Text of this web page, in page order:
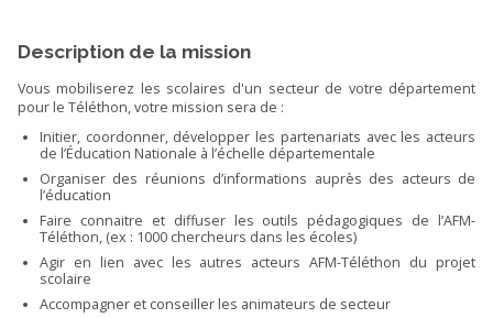
Description de la mission
Vous mobiliserez les scolaires d'un secteur de votre département
pour le Téléthon, votre mission sera de :
Initier, coordonner, développer les partenariats avec les acteurs
de l’Éducation Nationale à l’échelle départementale
Organiser des réunions d’informations auprès des acteurs de
l’éducation
Faire connaitre et diffuser les outils pédagogiques de l’AFM-
Téléthon, (ex : 1000 chercheurs dans les écoles)
Agir en lien avec les autres acteurs AFM-Téléthon du projet
scolaire
Accompagner et conseiller les animateurs de secteur